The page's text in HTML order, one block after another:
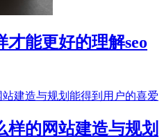
才能更好的理解seo
样的网站建造与规划